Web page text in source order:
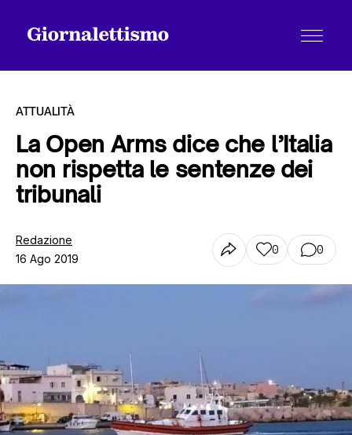
Tutti gli articoli
Chi siamo
ATTUALITÀ
La Open Arms dice che l’Italia
non rispetta le sentenze dei
tribunali
Redazione
16 Ago 2019
0 0